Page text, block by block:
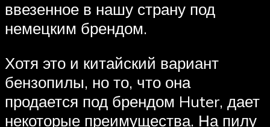
ввезенное в нашу страну под
немецким брендом.
Хотя это и китайский вариант
бензопилы, но то, что она
продается под брендом Huter, дает
некоторые преимущества. На пилу